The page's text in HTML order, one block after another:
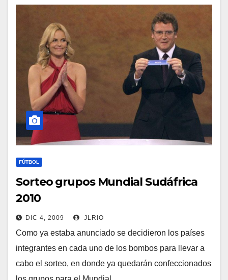
FÚTBOL
Sorteo grupos Mundial Sudáfrica
2010
DIC 4, 2009 JLRIO
Como ya estaba anunciado se decidieron los países
integrantes en cada uno de los bombos para llevar a
cabo el sorteo, en donde ya quedarán confeccionados